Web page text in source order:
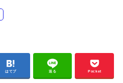
はてブ 送る Pocket